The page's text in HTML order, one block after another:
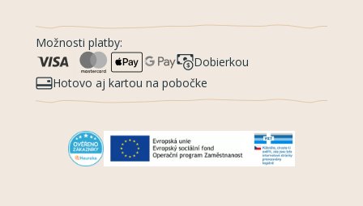
Možnosti platby:
Dobierkou
Hotovo aj kartou na pobočke